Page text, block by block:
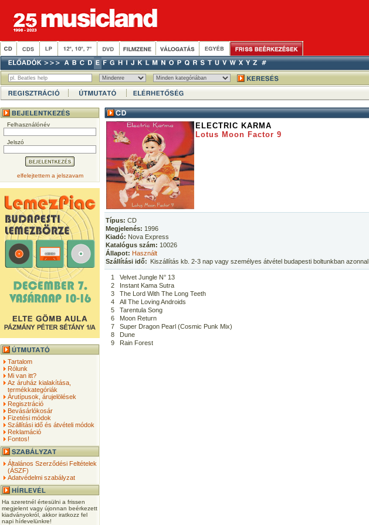
Felhasználónév
Jelszó
elfelejtettem a jelszavam
Tartalom
Rólunk
Mi van itt?
Az áruház kialakítása,
termékkategóriák
Árutípusok, árujelölések
Regisztráció
Bevásárlókosár
Fizetési módok
Szállítási idő és átvételi módok
Reklamáció
Fontos!
Általános Szerződési Feltételek
(ÁSZF)
Adatvédelmi szabályzat
Ha szeretnél értesülni a frissen
megjelent vagy újonnan beérkezett
kiadványokról, akkor iratkozz fel
napi hírlevelünkre!
ELECTRIC KARMA
Lotus Moon Factor 9
Típus: CD
Megjelenés: 1996
Kiadó: Nova Express
Katalógus szám: 10026
Állapot: Használt
Szállítási idő: Kiszállítás kb. 2-3 nap vagy személyes átvétel budapesti boltunkban azonnal
1
Velvet Jungle N° 13
2
Instant Kama Sutra
3
The Lord With The Long Teeth
4
All The Loving Androids
5
Tarentula Song
6
Moon Return
7
Super Dragon Pearl (Cosmic Punk Mix)
8
Dune
9
Rain Forest